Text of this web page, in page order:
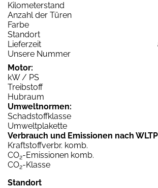
Kilometerstand
Anzahl der Türen
Farbe
Standort
Lieferzeit
Unsere Nummer
Motor:
kW / PS
Treibstoff
Hubraum
Umweltnormen:
Schadstoffklasse
Umweltplakette
Verbrauch und Emissionen nach
Kraftstoffverbr. komb.
CO2-Emissionen komb.
CO2-Klasse
Standort